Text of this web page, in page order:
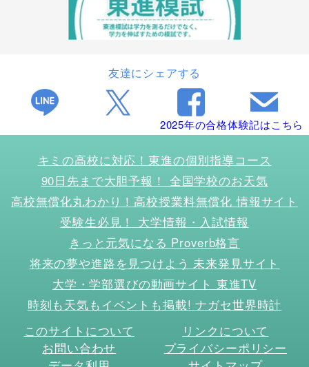
友達にシェアする
2025年の合格体験記はこちら
キミの高校に対応！東進の個別指導コース
90日先まで大胆予報！ 全国学校のお天気
高校無償化丸わかり！高校授業料無償化 情報サイト
受験生必見！ 大学情報・入試情報
きっと元気になる Proverb格言
将来の夢や進路を見つけよう 未来発見サイト
大学・学部選びの動画サイト 東進TV
時刻も天気もイベントも掲載! ナガセ世界時計
このサイトについて
リンクについて
お問い合わせ
プライバシーポリシー